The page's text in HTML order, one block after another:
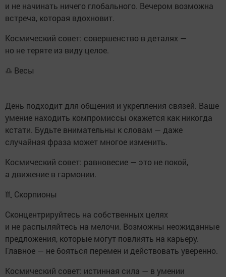
и не начинать ничего глобального. Вечером возможна
встреча, которая вдохновит.
Космический совет: совершенство в деталях —
но не теряте из виду целое.
♎ Весы
День подходит для общения и укрепления связей. Ваше
умение находить компромиссы окажется как никогда
кстати. Будьте внимательны к словам — даже
случайная фраза может многое изменить.
Космический совет: равновесие — это не покой,
а движение в гармонии.
♏ Скорпионы
Сконцентрируйтесь на собственных целях
и не распыляйтесь на мелочи. Возможны неожиданные
предложения, которые могут повлиять на карьеру.
Главное — не бояться перемен и действовать уверенно.
Космический совет: истинная сила — в умении